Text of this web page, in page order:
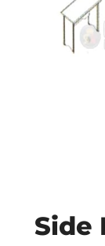
Side